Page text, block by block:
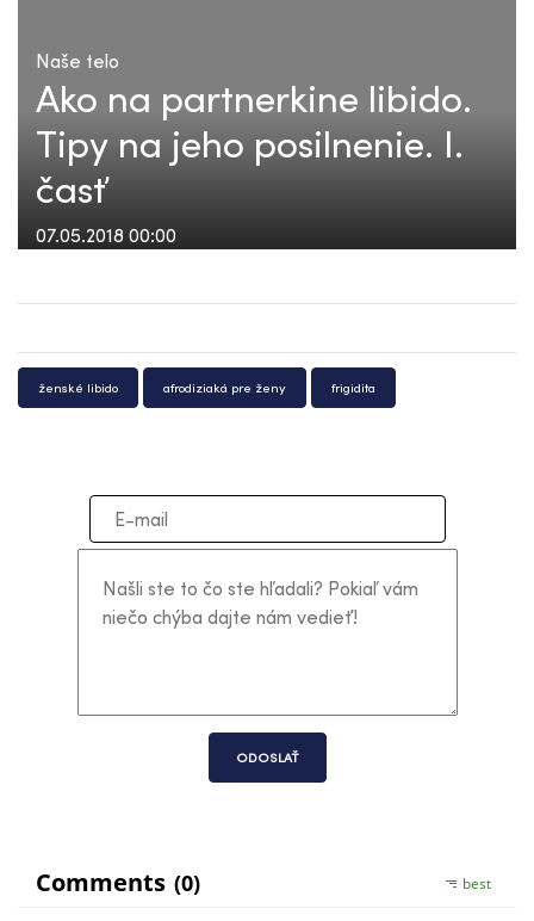
Naše telo
Ako na partnerkine libido.
Tipy na jeho posilnenie. I.
časť
07.05.2018 00:00
ženské libido afrodiziaká pre ženy frigidita
ODOSLAŤ